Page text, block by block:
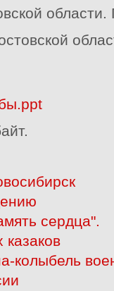
сердца".
казаков
колыбель